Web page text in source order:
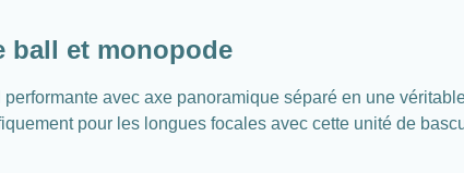
ball et monopode
avec axe panoramique séparé en une
pour les longues focales avec cette unité de